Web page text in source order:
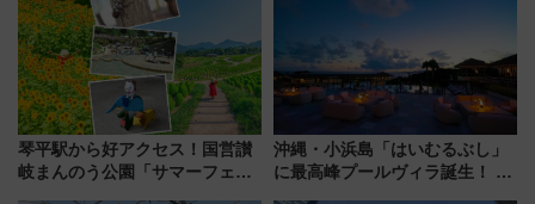
（札幌市）
琴平駅から好アクセス！国営讃
岐まんのう公園「サマーフェス
沖縄・小浜島「はいむるぶし」
に最高峰プールヴィラ誕生！ 石